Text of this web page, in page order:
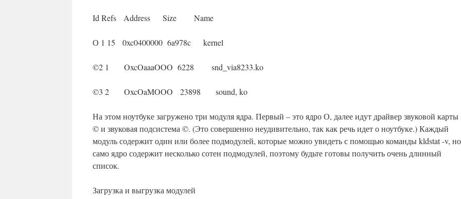
Id Refs Address Size Name
О 1 15 0xc0400000 6a978c kernel
©2 1 OxcOaaaOOO 6228 snd_via8233.ko
©3 2 OxcOaMOOO 23898 sound, ko
На этом ноутбуке загружено три модуля ядра. Первый – это ядро О, далее идут драйвер звуковой карты
© и звуковая подсистема ©. (Это совершенно неудивительно, так как речь идет о ноутбуке.) Каждый
модуль содержит один или более подмодулей, которые можно увидеть с помощью команды kldstat -v, но
само ядро содержит несколько сотен подмодулей, поэтому будьте готовы получить очень длинный
список.
Загрузка и выгрузка модулей